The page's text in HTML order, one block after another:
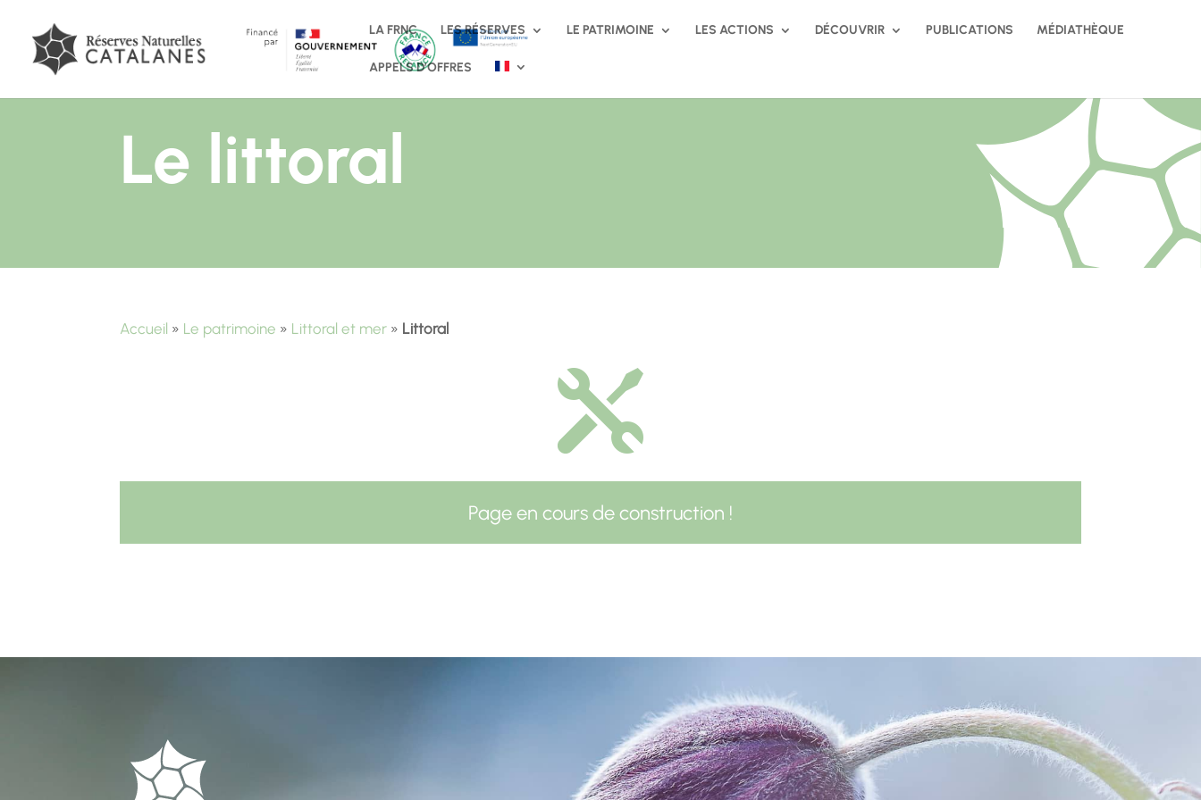
LA FRNC LES RÉSERVES LE PATRIMOINE LES ACTIONS DÉCOUVRIR PUBLICATIONS MÉDIATHÈQUE
APPELS D’OFFRES
Le littoral
Accueil » Le patrimoine » Littoral et mer » Littoral

Page en cours de construction !